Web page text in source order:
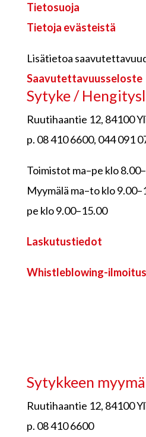
Tietosuoja
Tietoja evästeistä
Lisätietoa
Saavutettavuusseloste
Sytyke /
Ruutihaantie 12, 84100
p. 08 410 6600, 044 091
Toimistot ma–pe klo
Myymälä ma–to klo
pe klo 9.00–15.00
Laskutustiedot
Whistleblowing-
Sytykkeen
Ruutihaantie 12, 84100
p. 08 410 6600